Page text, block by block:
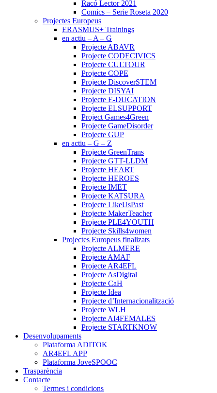
Racó Lector 2021
Comics – Serie Roseta 2020
Projectes Europeus
ERASMUS+ Trainings
en actiu – A – G
Projecte ABAVR
Projecte CODECIVICS
Projecte CULTOUR
Projecte COPE
Projecte DiscoverSTEM
Projecte DISYAI
Projecte E-DUCATION
Projecte ELSUPPORT
Project Games4Green
Projecte GameDisorder
Projecte GUP
en actiu – G – Z
Projecte GreenTrans
Projecte GTT-LLDM
Projecte HEART
Projecte HEROES
Projecte IMET
Projecte KATSURA
Projecte LikeUsPast
Projecte MakerTeacher
Projecte PLE4YOUTH
Projecte Skills4women
Projectes Europeus finalizats
Projecte ALMERE
Projecte AMAF
Projecte AR4EFL
Projecte AsDigital
Projecte CaH
Projecte Idea
Projecte d’Internacionalització
Projecte WLH
Projecte AI4FEMALES
Projecte STARTKNOW
Desenvolupaments
Plataforma ADITOK
AR4EFL APP
Plataforma JoveSPOOC
Trasparència
Contacte
Termes i condicions